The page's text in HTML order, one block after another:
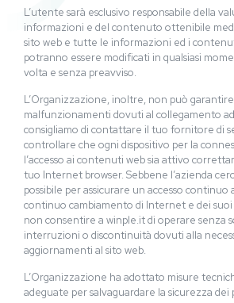
L’utente sarà esclusivo responsabile della
informazioni e del contenuto ottenibile
sito web e tutte le informazioni ed i
potranno essere modificati in qualsiasi
volta e senza preavviso.
L’Organizzazione, inoltre, non può
malfunzionamenti dovuti al collegamento
consigliamo di contattare il tuo fornitore di
controllare che ogni dispositivo per la
l’accesso ai contenuti web sia attivo
tuo Internet browser. Sebbene l’azienda
possibile per assicurare un accesso continuo
continuo cambiamento di Internet e dei
non consentire a winple.it di operare senza
interruzioni o discontinuità dovuti alla
aggiornamenti al sito web.
L’Organizzazione ha adottato misure
adeguate per salvaguardare la sicurezza dei